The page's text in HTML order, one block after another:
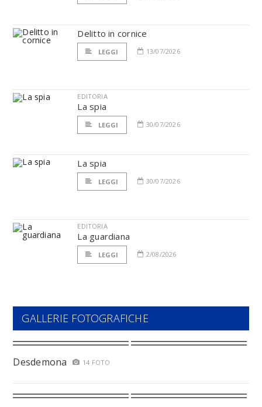
Delitto in cornice
LEGGI 13/07/2026
EDITORIA
La spia
LEGGI 30/07/2026
La spia
LEGGI 30/07/2026
EDITORIA
La guardiana
LEGGI 2/08/2026
GALLERIE FOTOGRAFICHE
Desdemona 14 FOTO